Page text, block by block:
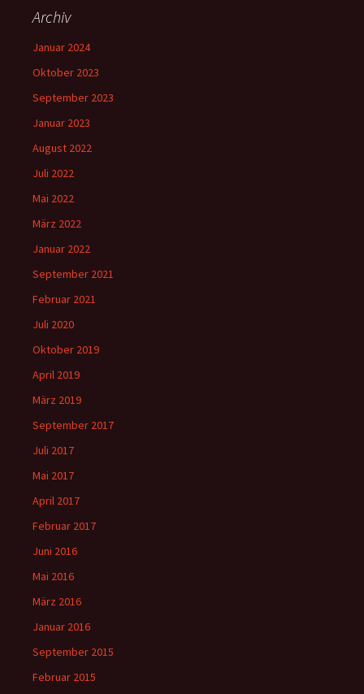
Archiv
Januar 2024
Oktober 2023
September 2023
Januar 2023
August 2022
Juli 2022
Mai 2022
März 2022
Januar 2022
September 2021
Februar 2021
Juli 2020
Oktober 2019
April 2019
März 2019
September 2017
Juli 2017
Mai 2017
April 2017
Februar 2017
Juni 2016
Mai 2016
März 2016
Januar 2016
September 2015
Februar 2015